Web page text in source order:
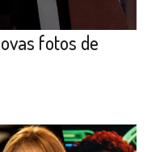
fotos de